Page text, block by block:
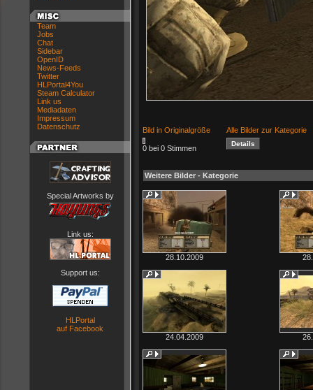
Team
Jobs
Chat
Sidebar
OpenID
News-Feeds
Twitter
HLPortal4You
Steam Calculator
Link us
Mediadaten
Impressum
Datenschutz
Special Artworks by
Link us:
Support us:
HLPortal
auf Facebook
Bild in Originalgröße Alle Bilder zur Kategorie
0 bei 0 Stimmen
Weitere Bilder - Kategorie
28.10.2009
24.04.2009